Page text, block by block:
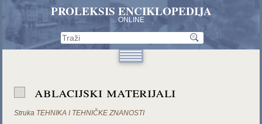
PROLEKSIS ENCIKLOPEDIJA
ONLINE
ablacijski materijali
Struka TEHNIKA I TEHNIČKE ZNANOSTI